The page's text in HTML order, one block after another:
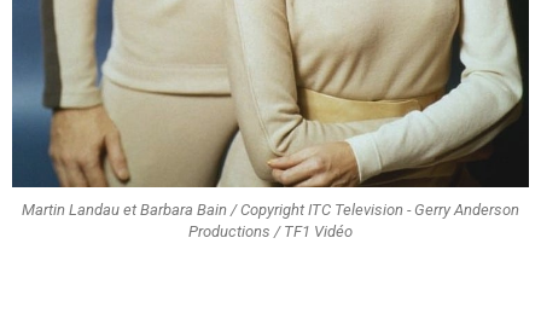
Martin Landau et Barbara Bain / Copyright ITC Television - Gerry Anderson
Productions / TF1 Vidéo